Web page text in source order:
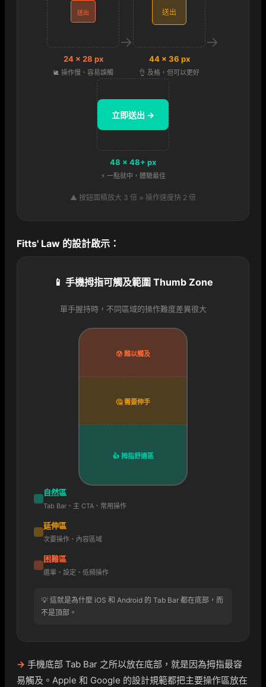
送出
24 × 28 px
🐌 操作慢、容易誤觸
→
送出
44 × 36 px
👌 及格，但可以更好
→
立即送出 →
48 × 48+ px
⚡ 一點就中，體驗最佳
▲ 按鈕面積放大 3 倍 ≈ 操作速度快 2 倍
Fitts' Law 的設計啟示：
📱 手機拇指可觸及範圍 Thumb Zone
單手握持時，不同區域的操作難度差異很大
😰 難以觸及
🤔 需要伸手
👍 拇指舒適區
自然區
Tab Bar、主 CTA、常用操作
延伸區
次要操作、內容區域
困難區
選單、設定、低頻操作
💡 這就是為什麼 iOS 和 Android 的 Tab Bar 都在底部，而
不是頂部。
→ 手機底部 Tab Bar 之所以放在底部，就是因為拇指最容
易觸及。Apple 和 Google 的設計規範都把主要操作區放在